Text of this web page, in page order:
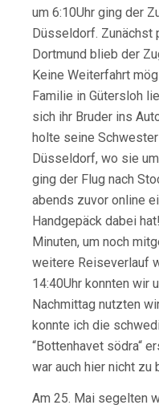
um 6:10Uhr ging der
Düsseldorf. Zunächst
Dortmund blieb der
Keine Weiterfahrt
Familie in Gütersloh
sich ihr Bruder ins
holte seine
Düsseldorf, wo sie
ging der Flug nach
abends zuvor online
Handgepäck dabei
Minuten, um noch
weitere Reiseverlauf
14:40Uhr konnten wir
Nachmittag nutzten
konnte ich die
“Bottenhavet södra“
war auch hier nicht zu
Am 25. Mai segelten